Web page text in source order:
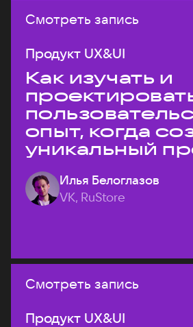
Смотреть запись
Продукт UX&UI
Как изучать и
опыт, когда
уникальный
на рынке?
Илья Белоглазов
VK, RuStore
Смотреть запись
Продукт UX&UI